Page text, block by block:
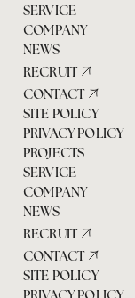
SERVICE
COMPANY
NEWS
RECRUIT
CONTACT
SITE POLICY
PRIVACY POLICY
PROJECTS
SERVICE
COMPANY
NEWS
RECRUIT
CONTACT
SITE POLICY